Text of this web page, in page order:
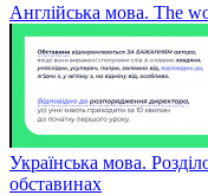
Англійська мова. The
Українська мова.
обставинах